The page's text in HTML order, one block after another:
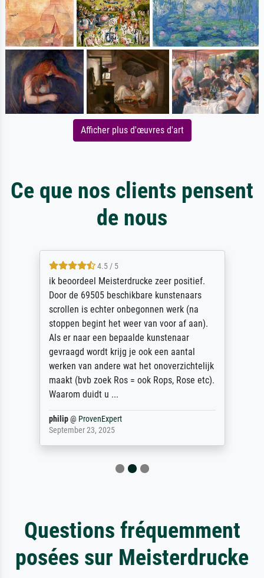
Afficher plus d'œuvres d'art
Ce que nos clients pensent
de nous
4.5 / 5
ik beoordeel Meisterdrucke zeer positief.
Door de 69505 beschikbare kunstenaars
scrollen is echter onbegonnen werk (na
stoppen begint het weer van voor af aan).
Als er naar een bepaalde kunstenaar
gevraagd wordt krijg je ook een aantal
werken van andere wat het onoverzichtelijk
maakt (bvb zoek Ros = ook Rops, Rose etc).
Waarom duidt u ...
philip@ ProvenExpert
September 23, 2025
Questions fréquemment
posées sur Meisterdrucke